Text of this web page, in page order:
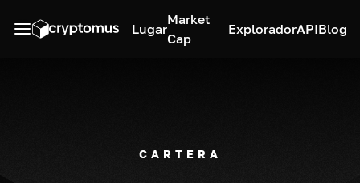
Lugar
Market
Cap
ExploradorAPIBlog
CARTERA